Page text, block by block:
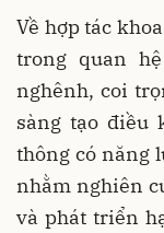
Về hợp tác
trong quan
nghênh, coi
sàng tạo điều
thông có năng
nhằm nghiên
và phát triển